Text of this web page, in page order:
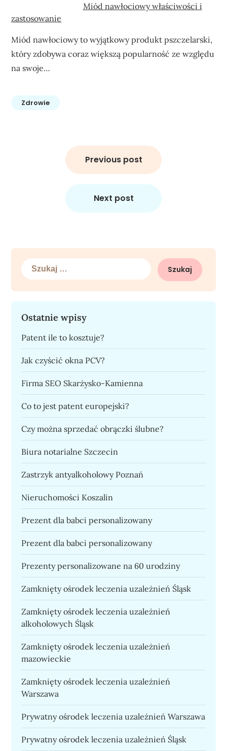
Miód nawłociowy właściwości i
zastosowanie
Miód nawłociowy to wyjątkowy produkt pszczelarski,
który zdobywa coraz większą popularność ze względu
na swoje…
Zdrowie
Previous post
Next post
Szukaj:
Ostatnie wpisy
Patent ile to kosztuje?
Jak czyścić okna PCV?
Firma SEO Skarżysko-Kamienna
Co to jest patent europejski?
Czy można sprzedać obrączki ślubne?
Biura notarialne Szczecin
Zastrzyk antyalkoholowy Poznań
Nieruchomości Koszalin
Prezent dla babci personalizowany
Prezent dla babci personalizowany
Prezenty personalizowane na 60 urodziny
Zamknięty ośrodek leczenia uzależnień Śląsk
Zamknięty ośrodek leczenia uzależnień
alkoholowych Śląsk
Zamknięty ośrodek leczenia uzależnień
mazowieckie
Zamknięty ośrodek leczenia uzależnień
Warszawa
Prywatny ośrodek leczenia uzależnień Warszawa
Prywatny ośrodek leczenia uzależnień Śląsk